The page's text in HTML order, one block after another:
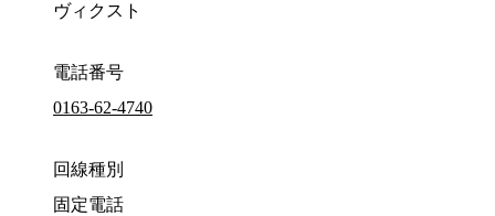
ヴィクスト
電話番号
0163-62-4740
回線種別
固定電話